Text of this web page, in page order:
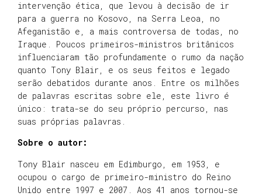
intervenção ética, que levou à decisão de ir
para a guerra no Kosovo, na Serra Leoa, no
Afeganistão e, a mais controversa de todas, no
Iraque. Poucos primeiros-ministros britânicos
influenciaram tão profundamente o rumo da nação
quanto Tony Blair, e os seus feitos e legado
serão debatidos durante anos. Entre os milhões
de palavras escritas sobre ele, este livro é
único: trata-se do seu próprio percurso, nas
suas próprias palavras.
Sobre o autor:
Tony Blair nasceu em Edimburgo, em 1953, e
ocupou o cargo de primeiro-ministro do Reino
Unido entre 1997 e 2007. Aos 41 anos tornou-se